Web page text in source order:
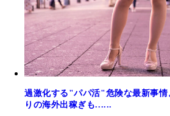
過激化する"パパ活"危険な最新事
りの海外出稼ぎも......